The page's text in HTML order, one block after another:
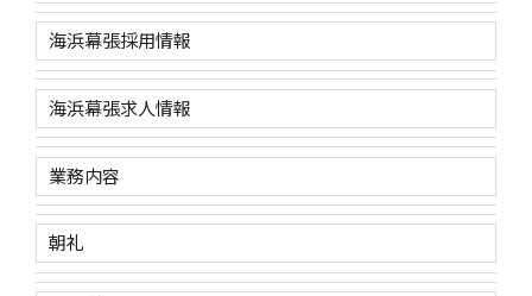
海浜幕張採用情報
海浜幕張求人情報
業務内容
朝礼